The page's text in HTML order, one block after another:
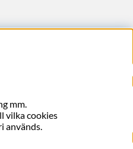
mm.
vilka cookies
används.